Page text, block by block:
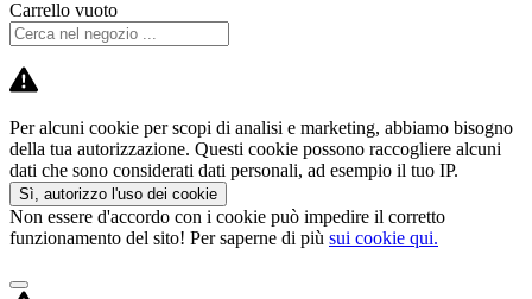
Carrello vuoto
Per alcuni cookie per scopi di analisi e marketing, abbiamo bisogno
della tua autorizzazione. Questi cookie possono raccogliere alcuni
dati che sono considerati dati personali, ad esempio il tuo IP.
Sì, autorizzo l'uso dei cookie
Non essere d'accordo con i cookie può impedire il corretto
funzionamento del sito! Per saperne di più sui cookie qui.